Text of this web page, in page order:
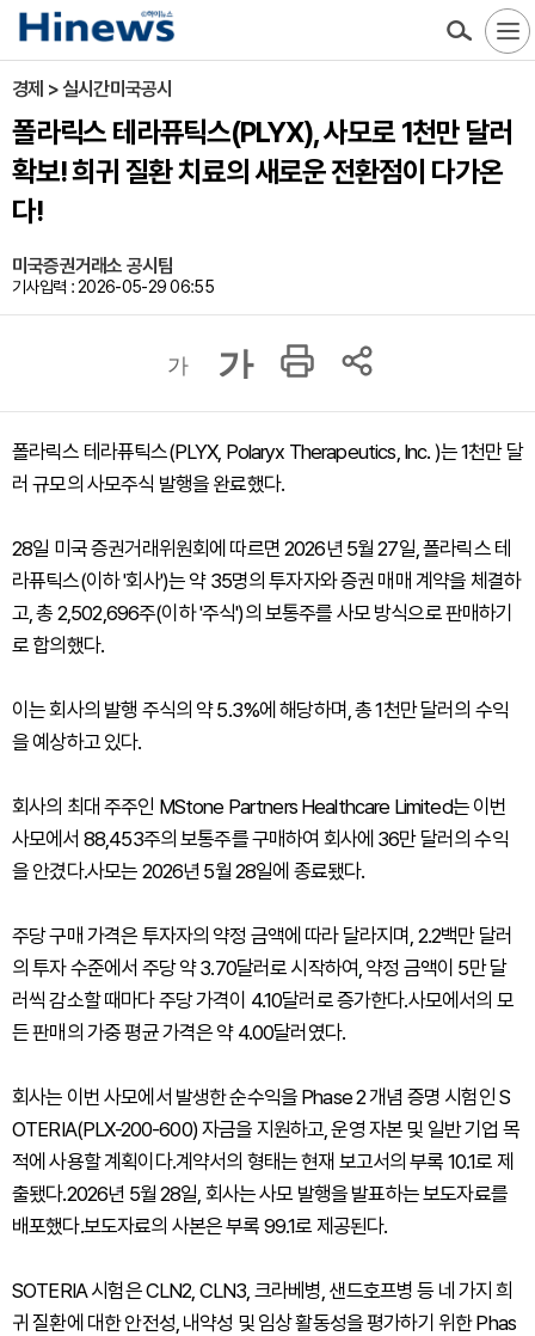
경제 > 실시간미국공시
폴라릭스 테라퓨틱스(PLYX), 사모로 1천만 달러
확보! 희귀 질환 치료의 새로운 전환점이 다가온
다!
미국증권거래소 공시팀
기사입력 : 2026-05-29 06:55
가 가
폴라릭스 테라퓨틱스(PLYX, Polaryx Therapeutics, Inc. )는 1천만 달
러 규모의 사모주식 발행을 완료했다.
28일 미국 증권거래위원회에 따르면 2026년 5월 27일, 폴라릭스 테
라퓨틱스(이하 '회사')는 약 35명의 투자자와 증권 매매 계약을 체결하
고, 총 2,502,696주(이하 '주식')의 보통주를 사모 방식으로 판매하기
로 합의했다.
이는 회사의 발행 주식의 약 5.3%에 해당하며, 총 1천만 달러의 수익
을 예상하고 있다.
회사의 최대 주주인 MStone Partners Healthcare Limited는 이번
사모에서 88,453주의 보통주를 구매하여 회사에 36만 달러의 수익
을 안겼다.사모는 2026년 5월 28일에 종료됐다.
주당 구매 가격은 투자자의 약정 금액에 따라 달라지며, 2.2백만 달러
의 투자 수준에서 주당 약 3.70달러로 시작하여, 약정 금액이 5만 달
러씩 감소할 때마다 주당 가격이 4.10달러로 증가한다.사모에서의 모
든 판매의 가중 평균 가격은 약 4.00달러였다.
회사는 이번 사모에서 발생한 순수익을 Phase 2 개념 증명 시험인 S
OTERIA(PLX-200-600) 자금을 지원하고, 운영 자본 및 일반 기업 목
적에 사용할 계획이다.계약서의 형태는 현재 보고서의 부록 10.1로 제
출됐다.2026년 5월 28일, 회사는 사모 발행을 발표하는 보도자료를
배포했다.보도자료의 사본은 부록 99.1로 제공된다.
SOTERIA 시험은 CLN2, CLN3, 크라베병, 샌드호프병 등 네 가지 희
귀 질환에 대한 안전성, 내약성 및 임상 활동성을 평가하기 위한 Phas